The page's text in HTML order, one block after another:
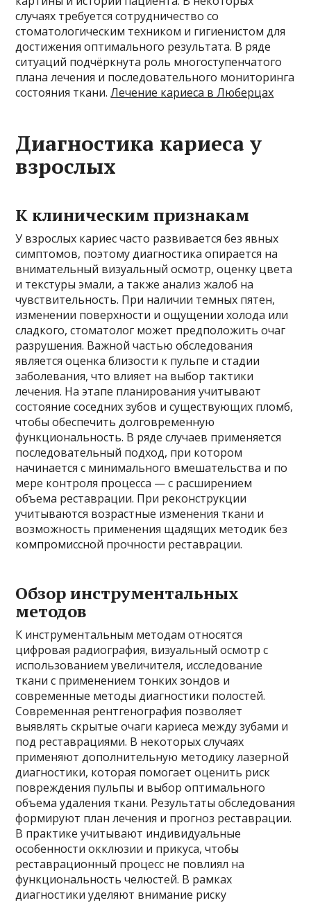
случаях требуется сотрудничество со
стоматологическим техником и гигиенистом для
достижения оптимального результата. В ряде
ситуаций подчёркнута роль многоступенчатого
плана лечения и последовательного мониторинга
состояния ткани.Лечение кариеса в Люберцах
Диагностика кариеса у
взрослых
К клиническим признакам
У взрослых кариес часто развивается без явных
симптомов, поэтому диагностика опирается на
внимательный визуальный осмотр, оценку цвета
и текстуры эмали, а также анализ жалоб на
чувствительность. При наличии темных пятен,
изменении поверхности и ощущении холода или
сладкого, стоматолог может предположить очаг
разрушения. Важной частью обследования
является оценка близости к пульпе и стадии
заболевания, что влияет на выбор тактики
лечения. На этапе планирования учитывают
состояние соседних зубов и существующих пломб,
чтобы обеспечить долговременную
функциональность. В ряде случаев применяется
последовательный подход, при котором
начинается с минимального вмешательства и по
мере контроля процесса — с расширением
объема реставрации. При реконструкции
учитываются возрастные изменения ткани и
возможность применения щадящих методик без
компромиссной прочности реставрации.
Обзор инструментальных
методов
К инструментальным методам относятся
цифровая радиография, визуальный осмотр с
использованием увеличителя, исследование
ткани с применением тонких зондов и
современные методы диагностики полостей.
Современная рентгенография позволяет
выявлять скрытые очаги кариеса между зубами и
под реставрациями. В некоторых случаях
применяют дополнительную методику лазерной
диагностики, которая помогает оценить риск
повреждения пульпы и выбор оптимального
объема удаления ткани. Результаты обследования
формируют план лечения и прогноз реставрации.
В практике учитывают индивидуальные
особенности окклюзии и прикуса, чтобы
реставрационный процесс не повлиял на
функциональность челюстей. В рамках
диагностики уделяют внимание риску